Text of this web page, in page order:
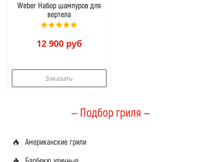
Weber Набор шампуров для
вертела
12 900 руб
Заказать
— Подбор гриля —
Американские грили